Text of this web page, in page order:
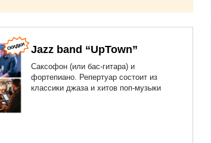
Jazz band “UpTown”
Саксофон (или бас-гитара) и
фортепиано. Репертуар состоит из
классики джаза и хитов поп-музыки